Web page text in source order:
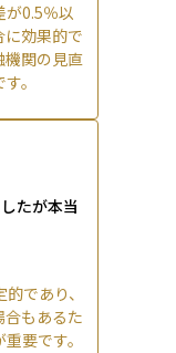
が0.5％以
効果的で
機関の見直
。
たが本当
であり、
もあるた
要です。